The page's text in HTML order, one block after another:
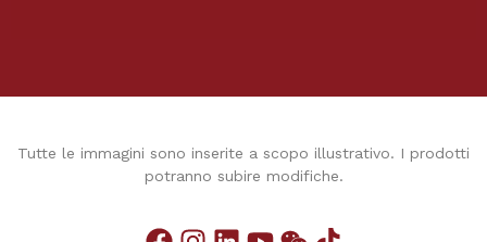
Tutte le immagini sono inserite a scopo illustrativo. I prodotti
potranno subire modifiche.